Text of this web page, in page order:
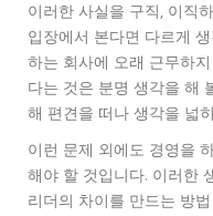
이러한 사실을 구직, 이직
입장에서 본다면 다르게
하는 회사에 오래 근무하
다는 것은 분명 생각을 해
해 편견을 떠나 생각을 넓
이런 문제 외에도 경영을
해야 할 것입니다. 이러한
리더의 차이를 만드는 방